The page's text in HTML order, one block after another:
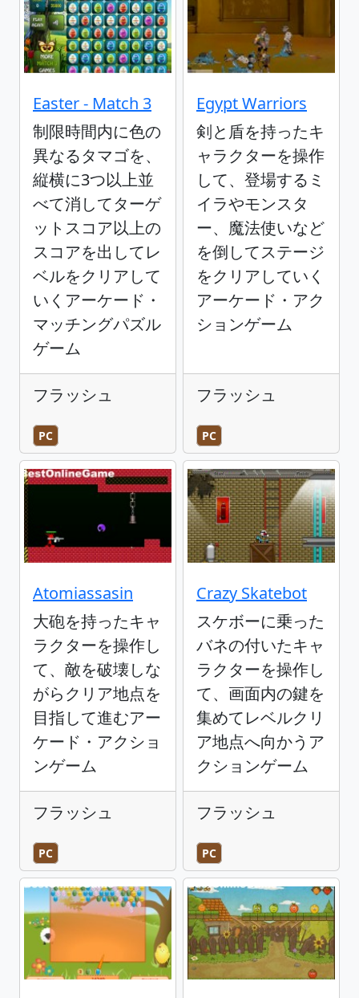
Easter - Match 3
制限時間内に色の
異なるタマゴを、
縦横に3つ以上並
べて消してターゲ
ットスコア以上の
スコアを出してレ
ベルをクリアして
いくアーケード・
マッチングパズル
ゲーム
フラッシュ
PC
Egypt Warriors
剣と盾を持ったキ
ャラクターを操作
して、登場するミ
イラやモンスタ
ー、魔法使いなど
を倒してステージ
をクリアしていく
アーケード・アク
ションゲーム
フラッシュ
PC
Atomiassasin
大砲を持ったキャ
ラクターを操作し
て、敵を破壊しな
がらクリア地点を
目指して進むアー
ケード・アクショ
ンゲーム
フラッシュ
PC
Crazy Skatebot
スケボーに乗った
バネの付いたキャ
ラクターを操作し
て、画面内の鍵を
集めてレベルクリ
ア地点へ向かうア
クションゲーム
フラッシュ
PC